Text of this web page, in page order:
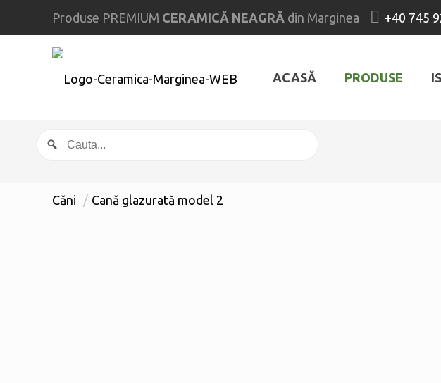
Produse PREMIUM CERAMICĂ NEAGRĂ din Marginea +40 745
ACASĂ PRODUSE
Căni / Cană glazurată model 2